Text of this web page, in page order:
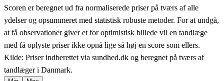
Scoren er beregnet ud fra normaliserede priser på tværs af alle
ydelser og opsummeret med statistisk robuste metoder. For at undgå,
at få observationer giver et for optimistisk billede vil en tandlæge
med få oplyste priser ikke opnå lige så høj en score som ellers.
Kilde: Priser indberettet via sundhed.dk og beregnet på tværs af
tandlæger i Danmark.